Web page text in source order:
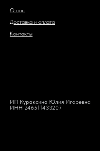
О нас
Доставка и оплата
Контакты
ИП Кураксина Юлия Игоревна
ИНН 246511433207